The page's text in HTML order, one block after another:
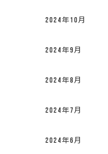
2024年10月
2024年9月
2024年8月
2024年7月
2024年6月